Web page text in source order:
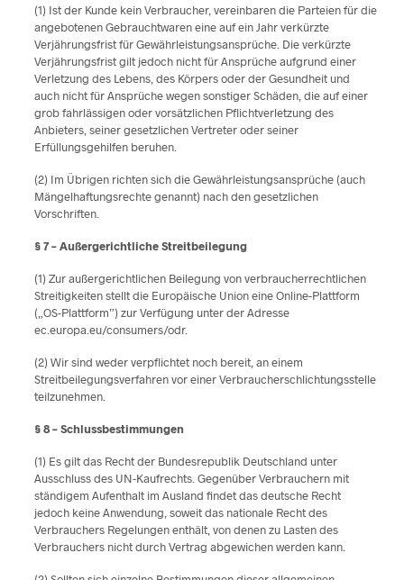
(1) Ist der Kunde kein Verbraucher, vereinbaren die Parteien für die
angebotenen Gebrauchtwaren eine auf ein Jahr verkürzte
Verjährungsfrist für Gewährleistungsansprüche. Die verkürzte
Verjährungsfrist gilt jedoch nicht für Ansprüche aufgrund einer
Verletzung des Lebens, des Körpers oder der Gesundheit und
auch nicht für Ansprüche wegen sonstiger Schäden, die auf einer
grob fahrlässigen oder vorsätzlichen Pflichtverletzung des
Anbieters, seiner gesetzlichen Vertreter oder seiner
Erfüllungsgehilfen beruhen.
(2) Im Übrigen richten sich die Gewährleistungsansprüche (auch
Mängelhaftungsrechte genannt) nach den gesetzlichen
Vorschriften.
§ 7 – Außergerichtliche Streitbeilegung
(1) Zur außergerichtlichen Beilegung von verbraucherrechtlichen
Streitigkeiten stellt die Europäische Union eine Online-Plattform
(„OS-Plattform”) zur Verfügung unter der Adresse
ec.europa.eu/consumers/odr.
(2) Wir sind weder verpflichtet noch bereit, an einem
Streitbeilegungsverfahren vor einer Verbraucherschlichtungsstelle
teilzunehmen.
§ 8 – Schlussbestimmungen
(1) Es gilt das Recht der Bundesrepublik Deutschland unter
Ausschluss des UN-Kaufrechts. Gegenüber Verbrauchern mit
ständigem Aufenthalt im Ausland findet das deutsche Recht
jedoch keine Anwendung, soweit das nationale Recht des
Verbrauchers Regelungen enthält, von denen zu Lasten des
Verbrauchers nicht durch Vertrag abgewichen werden kann.